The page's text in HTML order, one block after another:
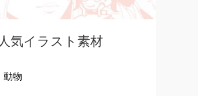
人気イラスト素材
動物